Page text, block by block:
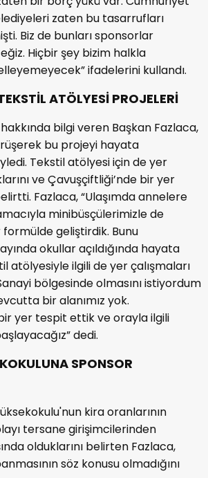
zaten bu tasarrufları
Biz de bunları sponsorlar
Hiçbir şey bizim halkla
ifadelerini kullandı.
ATÖLYESİ PROJELERİ
bilgi veren Başkan Fazlaca,
bu projeyi hayata
Tekstil atölyesi için de yer
ve Çavuşçiftliği’nde bir yer
Fazlaca, “Ulaşımda annelere
minibüsçülerimizle de
geliştirdik. Bunu
okullar açıldığında hayata
atölyesiyle ilgili de yer çalışmaları
bölgesinde olmasını istiyordum
bir alanımız yok.
yer tespit ettik ve orayla ilgili
dedi.
SPONSOR
kira oranlarının
tersane girişimcilerinden
olduklarını belirten Fazlaca,
söz konusu olmadığını